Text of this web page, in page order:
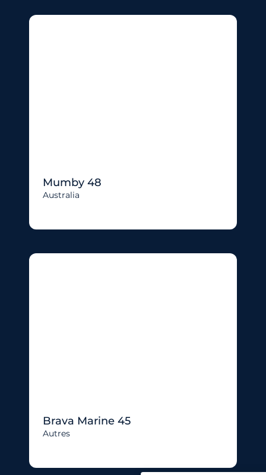
Mumby 48
Australia
Brava Marine 45
Autres